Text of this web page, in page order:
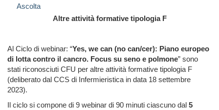
Ascolta
Altre attività formative tipologia F
Al Ciclo di webinar: “Yes, we can (no can/cer): Piano europeo
di lotta contro il cancro. Focus su seno e polmone” sono
stati riconosciuti CFU per altre attività formative tipologia F
(deliberato dal CCS di Infermieristica in data 18 settembre
2023).
Il ciclo si compone di 9 webinar di 90 minuti ciascuno dal 5